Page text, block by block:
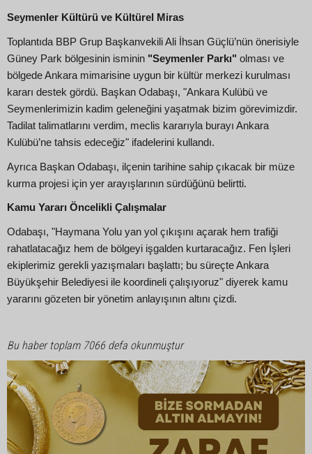
Seymenler Kültürü ve Kültürel Miras
Toplantıda BBP Grup Başkanvekili Ali İhsan Güçlü’nün önerisiyle
Güney Park bölgesinin isminin "Seymenler Parkı" olması ve
bölgede Ankara mimarisine uygun bir kültür merkezi kurulması
kararı destek gördü. Başkan Odabaşı, "Ankara Kulübü ve
Seymenlerimizin kadim geleneğini yaşatmak bizim görevimizdir.
Tadilat talimatlarını verdim, meclis kararıyla burayı Ankara
Kulübü’ne tahsis edeceğiz" ifadelerini kullandı.
Ayrıca Başkan Odabaşı, ilçenin tarihine sahip çıkacak bir müze
kurma projesi için yer arayışlarının sürdüğünü belirtti.
Kamu Yararı Öncelikli Çalışmalar
Odabaşı, "Haymana Yolu yan yol çıkışını açarak hem trafiği
rahatlatacağız hem de bölgeyi işgalden kurtaracağız. Fen İşleri
ekiplerimiz gerekli yazışmaları başlattı; bu süreçte Ankara
Büyükşehir Belediyesi ile koordineli çalışıyoruz" diyerek kamu
yararını gözeten bir yönetim anlayışının altını çizdi.
Bu haber toplam 7066 defa okunmuştur